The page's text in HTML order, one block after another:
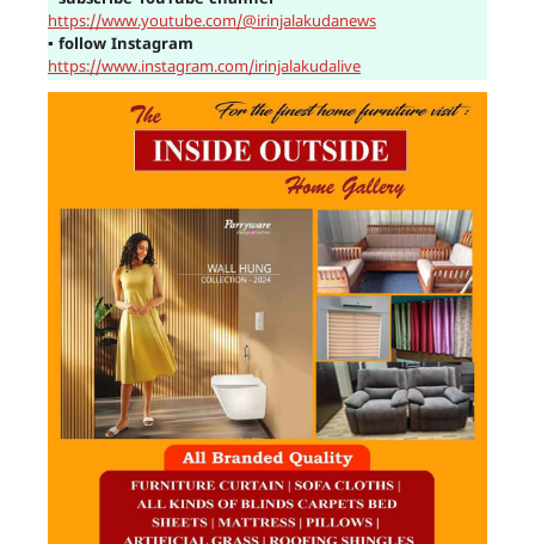
https://www.youtube.com/@irinjalakudanews
▪ follow Instagram
https://www.instagram.com/irinjalakudalive